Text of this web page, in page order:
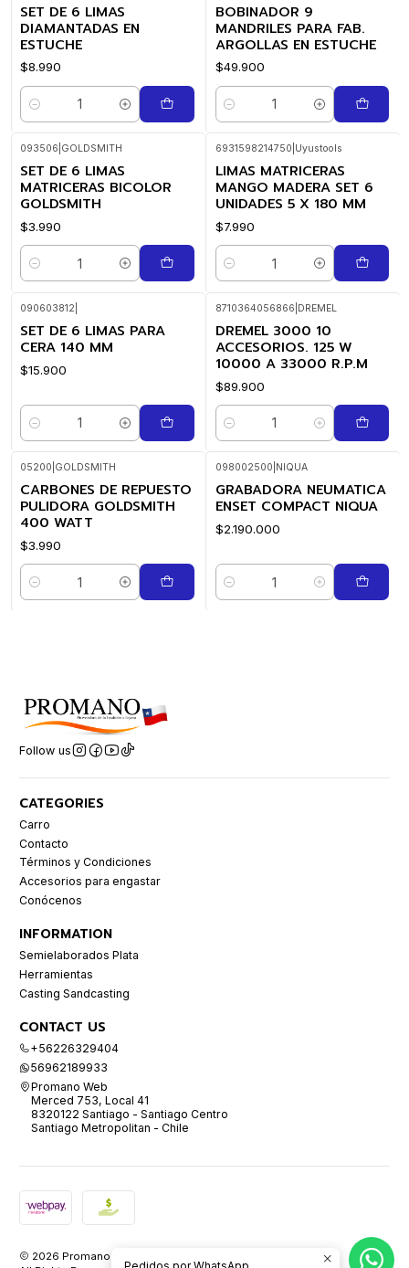
SET DE 6 LIMAS
DIAMANTADAS EN
ESTUCHE
$8.990
Quantity
BOBINADOR 9
MANDRILES PARA FAB.
ARGOLLAS EN ESTUCHE
$49.900
Quantity
093506 GOLDSMITH
SET DE 6 LIMAS
MATRICERAS BICOLOR
GOLDSMITH
$3.990
Quantity
6931598214750 Uyustools
LIMAS MATRICERAS
MANGO MADERA SET 6
UNIDADES 5 X 180 MM
$7.990
Quantity
090603812
SET DE 6 LIMAS PARA
CERA 140 MM
$15.900
Quantity
8710364056866 DREMEL
DREMEL 3000 10
ACCESORIOS. 125 W
10000 A 33000 R.P.M
$89.900
Quantity
05200 GOLDSMITH
CARBONES DE REPUESTO
PULIDORA GOLDSMITH
400 WATT
$3.990
Quantity
098002500 NIQUA
GRABADORA NEUMATICA
ENSET COMPACT NIQUA
$2.190.000
Quantity
Follow us
CATEGORIES
Carro
Contacto
Términos y Condiciones
Accesorios para engastar
Conócenos
INFORMATION
Semielaborados Plata
Herramientas
Casting Sandcasting
CONTACT US
+56226329404
56962189933
Promano Web
Merced 753, Local 41
8320122 Santiago - Santiago Centro
Santiago Metropolitan - Chile
2026 Promano.
Pedidos por WhatsApp